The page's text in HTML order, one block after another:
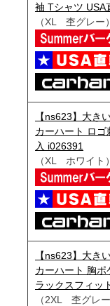
袖 Tシャツ USA
（XL 杢グレー
【ns623】大き
カーハート ロ
入 i026391
（XL ホワイト
【ns623】大き
カーハート 胸
ラックスフィッ
（2XL 杢グレ